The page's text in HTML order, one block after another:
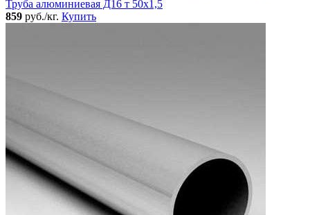
Труба алюминиевая Д16 т 50х1,5
859 руб./кг. Купить